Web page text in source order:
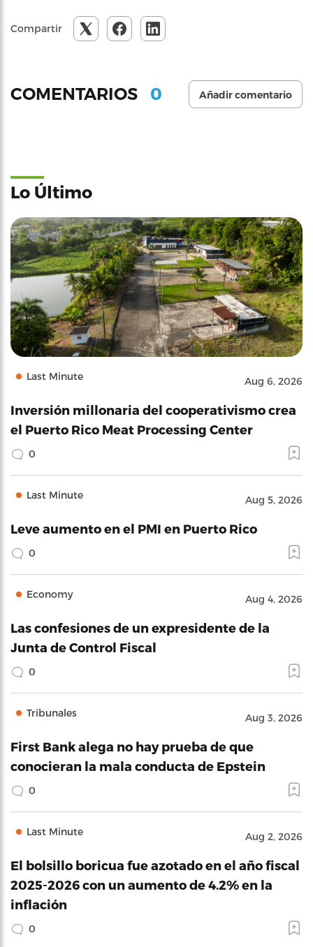
Compartir
COMENTARIOS 0 Añadir comentario
Lo Último
Last Minute Aug 6, 2026
Inversión millonaria del cooperativismo crea
el Puerto Rico Meat Processing Center
0
Last Minute Aug 5, 2026
Leve aumento en el PMI en Puerto Rico
0
Economy Aug 4, 2026
Las confesiones de un expresidente de la
Junta de Control Fiscal
0
Tribunales Aug 3, 2026
First Bank alega no hay prueba de que
conocieran la mala conducta de Epstein
0
Last Minute Aug 2, 2026
El bolsillo boricua fue azotado en el año fiscal
2025-2026 con un aumento de 4.2% en la
inflación
0